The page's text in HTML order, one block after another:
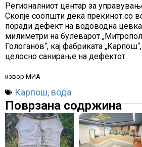
Регионалниот центар за
Скопје соопшти дека прекинот со
поради дефект на водоводна
милиметри на булеварот
Гологанов“, кај фабриката
целосно санирање на дефектот.
извор МИА
Карпош, вода
Поврзана содржина